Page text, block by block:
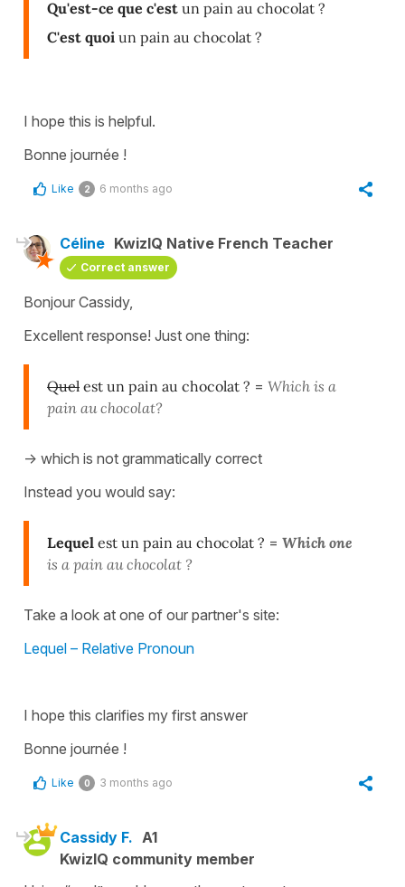
Qu'est-ce que c'est un pain au chocolat ?
C'est quoi un pain au chocolat ?
I hope this is helpful.
Bonne journée !
Like 2 6 months ago
Céline KwizIQ Native French Teacher
Correct answer
Bonjour Cassidy,
Excellent response! Just one thing:
Quel est un pain au chocolat ? = Which is a
pain au chocolat?
-> which is not grammatically correct
Instead you would say:
Lequel est un pain au chocolat ? = Which one
is a pain au chocolat ?
Take a look at one of our partner's site:
Lequel – Relative Pronoun
I hope this clarifies my first answer
Bonne journée !
Like 0 3 months ago
Cassidy F. A1
KwizIQ community member